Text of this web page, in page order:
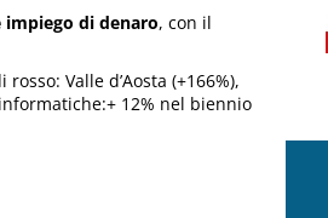
di denaro, con il
Valle d’Aosta (+166%),
12% nel biennio